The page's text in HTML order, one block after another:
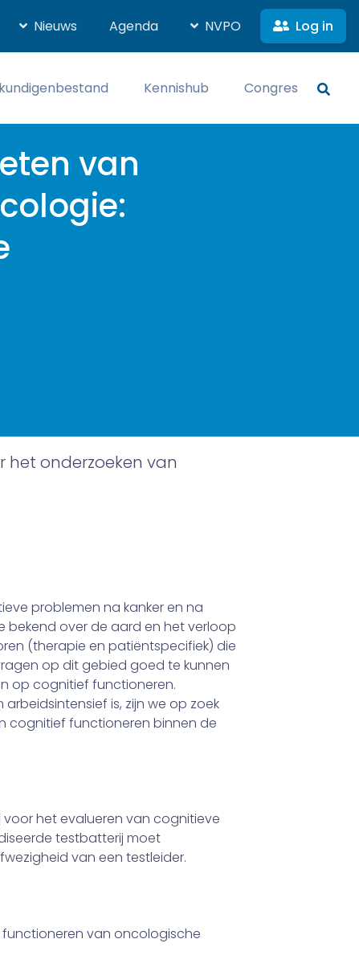
Nieuws Agenda NVPO Log in
Kennishub Congres
van
het onderzoeken van
problemen na kanker en na
be­kend over de aard en het verloop
(therapie­ en patiëntspe­cifiek) die
op dit gebied goed te kunnen
op cognitief functioneren.
is, zijn we op zoek
cognitief functio­neren binnen de
het evalueren van cognitieve
testbatterij moet
van een testleider.
van oncologische